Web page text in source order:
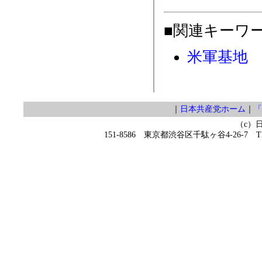
■関連キーワ
米軍基地
日本共産党ホーム
（c）
151-8586 東京都渋谷区千駄ヶ谷4-26-7